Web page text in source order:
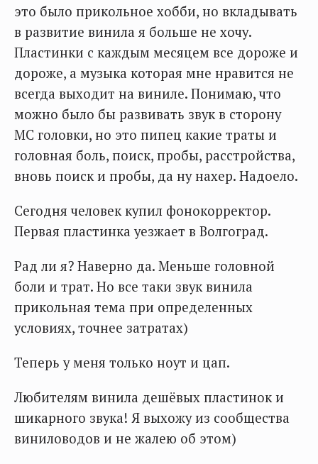
это было прикольное хобби, но вкладывать
в развитие винила я больше не хочу.
Пластинки с каждым месяцем все дороже и
дороже, а музыка которая мне нравится не
всегда выходит на виниле. Понимаю, что
можно было бы развивать звук в сторону
МС головки, но это пипец какие траты и
головная боль, поиск, пробы, расстройства,
вновь поиск и пробы, да ну нахер. Надоело.
Сегодня человек купил фонокорректор.
Первая пластинка уезжает в Волгоград.
Рад ли я? Наверно да. Меньше головной
боли и трат. Но все таки звук винила
прикольная тема при определенных
условиях, точнее затратах)
Теперь у меня только ноут и цап.
Любителям винила дешёвых пластинок и
шикарного звука! Я выхожу из сообщества
виниловодов и не жалею об этом)